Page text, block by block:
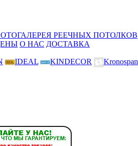
РЕЕЧНЫХ ПОТОЛКОВ
О НАС ДОСТАВКА
IDEAL KINDECOR Kronospan